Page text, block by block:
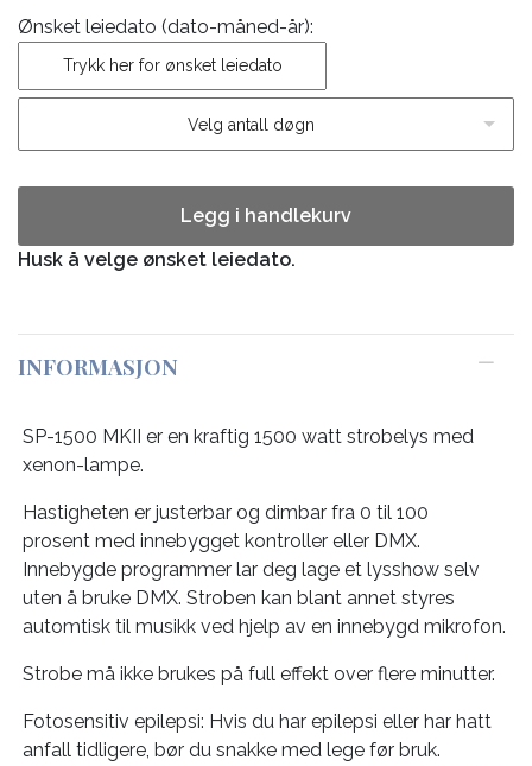
Ønsket leiedato (dato-måned-år):
Velg antall døgn
Legg i handlekurv
Husk å velge ønsket leiedato.
INFORMASJON
SP-1500 MKII er en kraftig 1500 watt strobelys med
xenon-lampe.
Hastigheten er justerbar og dimbar fra 0 til 100
prosent med innebygget kontroller eller DMX.
Innebygde programmer lar deg lage et lysshow selv
uten å bruke DMX. Stroben kan blant annet styres
automtisk til musikk ved hjelp av en innebygd mikrofon.
Strobe må ikke brukes på full effekt over flere minutter.
Fotosensitiv epilepsi: Hvis du har epilepsi eller har hatt
anfall tidligere, bør du snakke med lege før bruk.